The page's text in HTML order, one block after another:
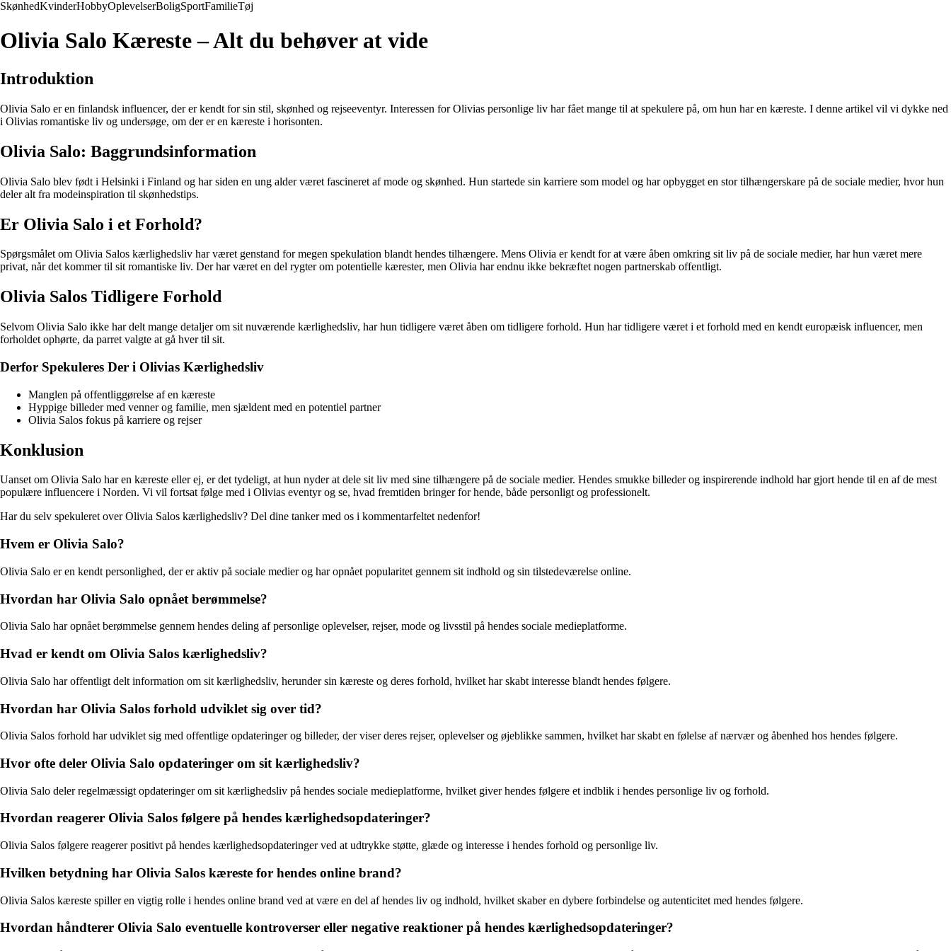
SkønhedKvinderHobbyOplevelserBoligSportFamilieTøj
Olivia Salo Kæreste – Alt du behøver at vide
Introduktion
Olivia Salo er en finlandsk influencer, der er kendt for sin stil, skønhed og rejseeventyr. Interessen for Olivias personlige liv har fået mange til at spekulere på, om hun har en kæreste. I denne artikel vil vi dykke ned
i Olivias romantiske liv og undersøge, om der er en kæreste i horisonten.
Olivia Salo: Baggrundsinformation
Olivia Salo blev født i Helsinki i Finland og har siden en ung alder været fascineret af mode og skønhed. Hun startede sin karriere som model og har opbygget en stor tilhængerskare på de sociale medier, hvor hun
deler alt fra modeinspiration til skønhedstips.
Er Olivia Salo i et Forhold?
Spørgsmålet om Olivia Salos kærlighedsliv har været genstand for megen spekulation blandt hendes tilhængere. Mens Olivia er kendt for at være åben omkring sit liv på de sociale medier, har hun været mere
privat, når det kommer til sit romantiske liv. Der har været en del rygter om potentielle kærester, men Olivia har endnu ikke bekræftet nogen partnerskab offentligt.
Olivia Salos Tidligere Forhold
Selvom Olivia Salo ikke har delt mange detaljer om sit nuværende kærlighedsliv, har hun tidligere været åben om tidligere forhold. Hun har tidligere været i et forhold med en kendt europæisk influencer, men
forholdet ophørte, da parret valgte at gå hver til sit.
Derfor Spekuleres Der i Olivias Kærlighedsliv
Manglen på offentliggørelse af en kæreste
Hyppige billeder med venner og familie, men sjældent med en potentiel partner
Olivia Salos fokus på karriere og rejser
Konklusion
Uanset om Olivia Salo har en kæreste eller ej, er det tydeligt, at hun nyder at dele sit liv med sine tilhængere på de sociale medier. Hendes smukke billeder og inspirerende indhold har gjort hende til en af de mest
populære influencere i Norden. Vi vil fortsat følge med i Olivias eventyr og se, hvad fremtiden bringer for hende, både personligt og professionelt.
Har du selv spekuleret over Olivia Salos kærlighedsliv? Del dine tanker med os i kommentarfeltet nedenfor!
Hvem er Olivia Salo?
Olivia Salo er en kendt personlighed, der er aktiv på sociale medier og har opnået popularitet gennem sit indhold og sin tilstedeværelse online.
Hvordan har Olivia Salo opnået berømmelse?
Olivia Salo har opnået berømmelse gennem hendes deling af personlige oplevelser, rejser, mode og livsstil på hendes sociale medieplatforme.
Hvad er kendt om Olivia Salos kærlighedsliv?
Olivia Salo har offentligt delt information om sit kærlighedsliv, herunder sin kæreste og deres forhold, hvilket har skabt interesse blandt hendes følgere.
Hvordan har Olivia Salos forhold udviklet sig over tid?
Olivia Salos forhold har udviklet sig med offentlige opdateringer og billeder, der viser deres rejser, oplevelser og øjeblikke sammen, hvilket har skabt en følelse af nærvær og åbenhed hos hendes følgere.
Hvor ofte deler Olivia Salo opdateringer om sit kærlighedsliv?
Olivia Salo deler regelmæssigt opdateringer om sit kærlighedsliv på hendes sociale medieplatforme, hvilket giver hendes følgere et indblik i hendes personlige liv og forhold.
Hvordan reagerer Olivia Salos følgere på hendes kærlighedsopdateringer?
Olivia Salos følgere reagerer positivt på hendes kærlighedsopdateringer ved at udtrykke støtte, glæde og interesse i hendes forhold og personlige liv.
Hvilken betydning har Olivia Salos kæreste for hendes online brand?
Olivia Salos kæreste spiller en vigtig rolle i hendes online brand ved at være en del af hendes liv og indhold, hvilket skaber en dybere forbindelse og autenticitet med hendes følgere.
Hvordan håndterer Olivia Salo eventuelle kontroverser eller negative reaktioner på hendes kærlighedsopdateringer?